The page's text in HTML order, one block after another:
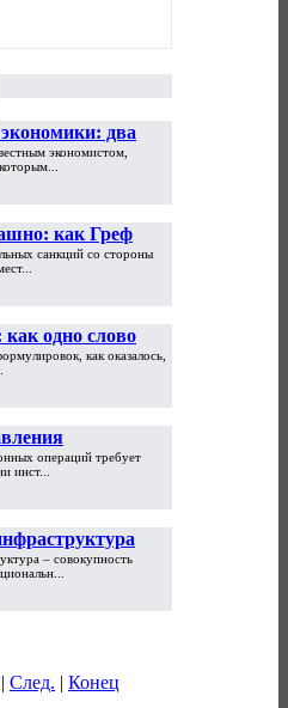
два
экономистом,
как Греф
санкций со стороны
одно слово
против России
как оказалось,
стадии ее
операций требует
инст...
– совокупность
| След. | Конец